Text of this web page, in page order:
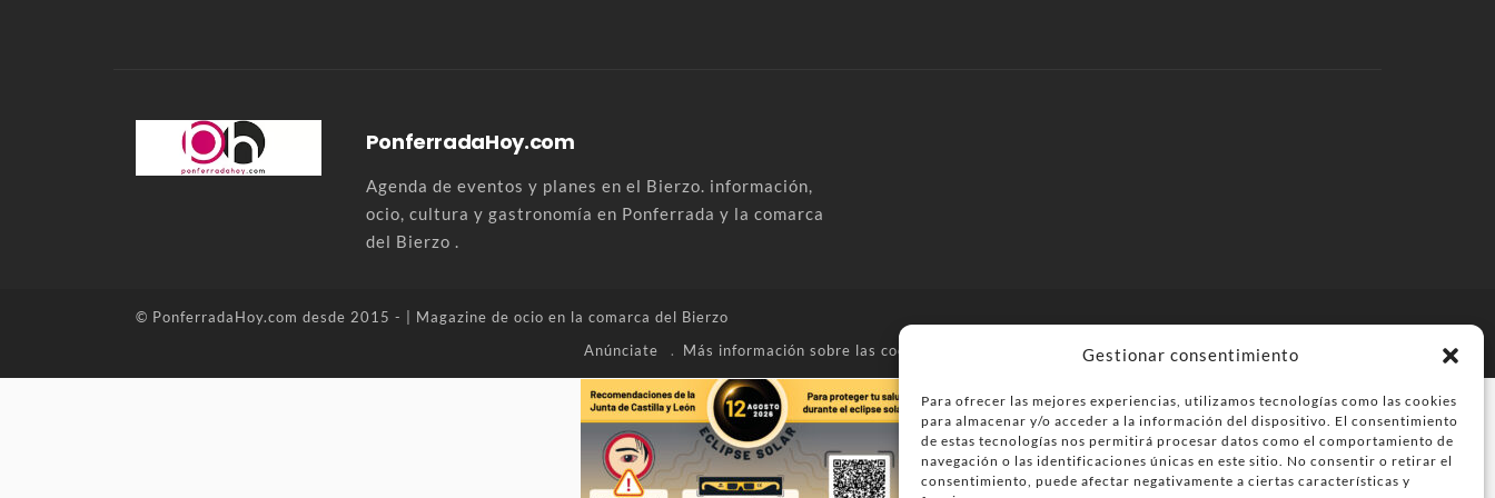
Gestionar consentimiento
Para ofrecer las mejores experiencias, utilizamos tecnologías como las cookies
para almacenar y/o acceder a la información del dispositivo. El consentimiento
de estas tecnologías nos permitirá procesar datos como el comportamiento de
navegación o las identificaciones únicas en este sitio. No consentir o retirar el
consentimiento, puede afectar negativamente a ciertas características y
PonferradaHoy.com
Agenda de eventos y planes en el Bierzo. información,
ocio, cultura y gastronomía en Ponferrada y la comarca
del Bierzo .
© PonferradaHoy.com desde 2015 - | Magazine de ocio en la comarca del Bierzo
Anúnciate
Más información sobre las cookies Envía tu negocio Contacta Política de privacidad